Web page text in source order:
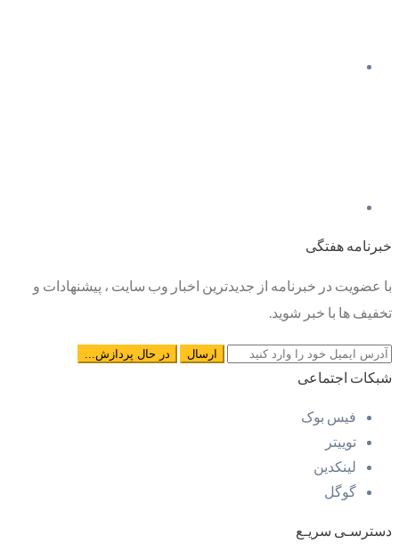
خبرنامه هفتگی
با عضویت در خبرنامه از جدیدترین اخبار وب سایت ، پیشنهادات و
تخفیف ها با خبر شوید.
شبکات اجتماعی
فیس بوک
توییتر
لینکدین
گوگل
دسترسـی سریـع